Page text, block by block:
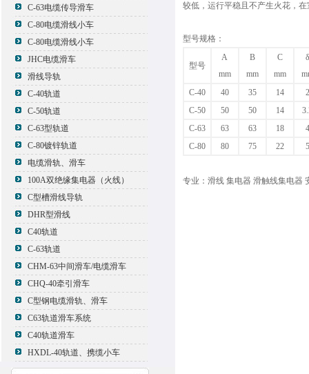
C-63电缆传导滑车
C-80电缆滑线小车
C-80电缆滑线小车
JHC电缆滑车
滑线导轨
C-40轨道
C-50轨道
C-63型轨道
C-80镀锌轨道
电缆滑轨、滑车
100A双绝缘集电器（火线）
C型槽滑线导轨
DHR型滑线
C40轨道
C-63轨道
CHM-63中间滑车/电缆滑车
CHQ-40牵引滑车
C型钢电缆滑轨、滑车
C63轨道滑车系统
C40轨道滑车
HXDL-40轨道、携缆小车
较低，运行平稳且不产生火花，
型号规格：
型号
A
mm
B
mm
C
mm
δ
C-40
40 35 14
2
C-50
50 50 14
C-63
63 63 18
4
C-80
80 75 22 5
专业：滑线 集电器 滑触线集电器